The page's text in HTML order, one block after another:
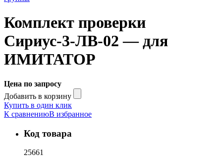
Комплект проверки
Сириус-3-ЛВ-02 — для
ИМИТАТОР
Цена по запросу
Добавить в корзину
Купить в один клик
К сравнениюВ избранное
Код товара
25661